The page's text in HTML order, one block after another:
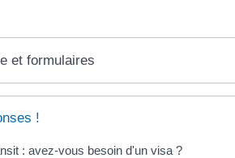
et formulaires
!
: avez-vous besoin d'un visa ?